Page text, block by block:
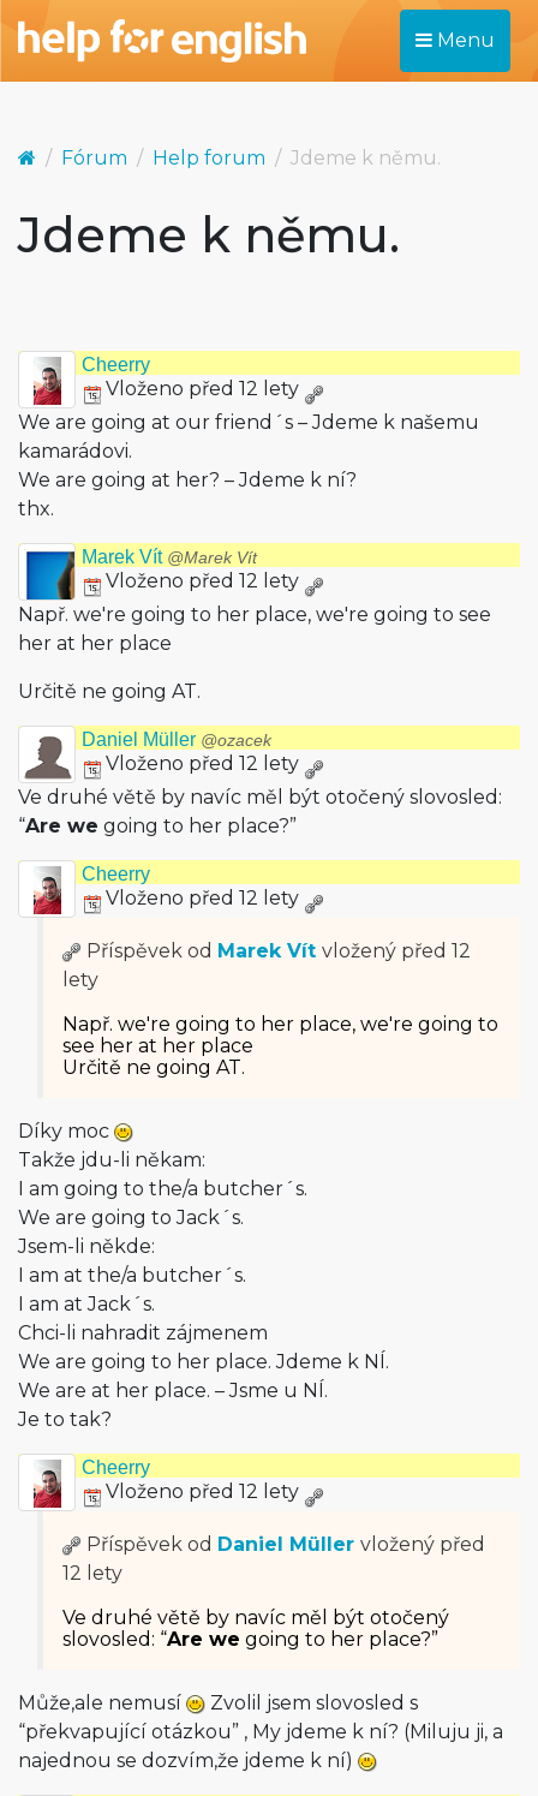
Menu
Fórum Help forum Jdeme k němu.
Jdeme k němu.
Cheerry
Vloženo před 12 lety
We are going at our friend´s – Jdeme k našemu
kamarádovi.
We are going at her? – Jdeme k ní?
thx.
Marek Vít @Marek Vít
Vloženo před 12 lety
Např. we're going to her place, we're going to see
her at her place
Určitě ne going AT.
Daniel Müller @ozacek
Vloženo před 12 lety
Ve druhé větě by navíc měl být otočený slovosled:
“Are we going to her place?”
Cheerry
Vloženo před 12 lety
Příspěvek od Marek Vít vložený před 12
lety
Např. we're going to her place, we're going to
see her at her place
Určitě ne going AT.
Díky moc
Takže jdu-li někam:
I am going to the/a butcher´s.
We are going to Jack´s.
Jsem-li někde:
I am at the/a butcher´s.
I am at Jack´s.
Chci-li nahradit zájmenem
We are going to her place. Jdeme k NÍ.
We are at her place. – Jsme u NÍ.
Je to tak?
Cheerry
Vloženo před 12 lety
Příspěvek od Daniel Müller vložený před
12 lety
Ve druhé větě by navíc měl být otočený
slovosled: “Are we going to her place?”
Může,ale nemusí
Zvolil jsem slovosled s
“překvapující otázkou” , My jdeme k ní? (Miluju ji, a
najednou se dozvím,že jdeme k ní)